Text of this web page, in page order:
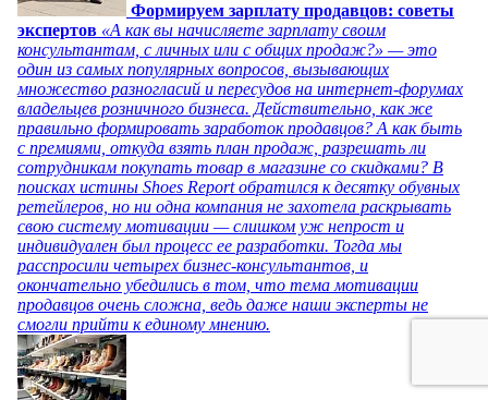
Формируем зарплату продавцов: советы
экспертов «А как вы начисляете зарплату своим
консультантам, с личных или с общих продаж?» — это
один из самых популярных вопросов, вызывающих
множество разногласий и пересудов на интернет-форумах
владельцев розничного бизнеса. Действительно, как же
правильно формировать заработок продавцов? А как быть
с премиями, откуда взять план продаж, разрешать ли
сотрудникам покупать товар в магазине со скидками? В
поисках истины Shoes Report обратился к десятку обувных
ретейлеров, но ни одна компания не захотела раскрывать
свою систему мотивации — слишком уж непрост и
индивидуален был процесс ее разработки. Тогда мы
расспросили четырех бизнес-консультантов, и
окончательно убедились в том, что тема мотивации
продавцов очень сложна, ведь даже наши эксперты не
смогли прийти к единому мнению.